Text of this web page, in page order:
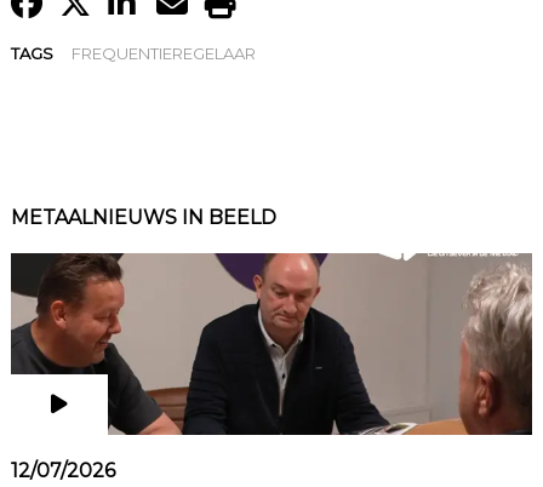
TAGS FREQUENTIEREGELAAR
METAALNIEUWS IN BEELD
12/07/2026